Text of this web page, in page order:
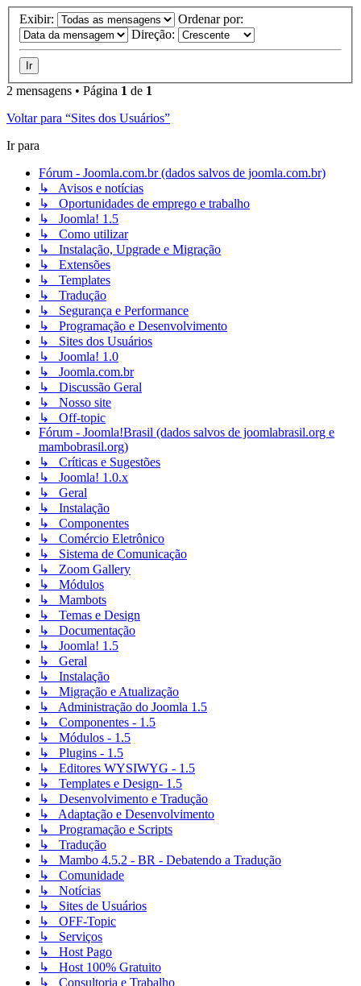
Exibir:
Ordenar por:
Direção:
2 mensagens • Página 1 de 1
Voltar para “Sites dos Usuários”
Ir para
Fórum - Joomla.com.br (dados salvos de joomla.com.br)
↳ Avisos e notícias
↳ Oportunidades de emprego e trabalho
↳ Joomla! 1.5
↳ Como utilizar
↳ Instalação, Upgrade e Migração
↳ Extensões
↳ Templates
↳ Tradução
↳ Segurança e Performance
↳ Programação e Desenvolvimento
↳ Sites dos Usuários
↳ Joomla! 1.0
↳ Joomla.com.br
↳ Discussão Geral
↳ Nosso site
↳ Off-topic
Fórum - Joomla!Brasil (dados salvos de joomlabrasil.org e
mambobrasil.org)
↳ Críticas e Sugestões
↳ Joomla! 1.0.x
↳ Geral
↳ Instalação
↳ Componentes
↳ Comércio Eletrônico
↳ Sistema de Comunicação
↳ Zoom Gallery
↳ Módulos
↳ Mambots
↳ Temas e Design
↳ Documentação
↳ Joomla! 1.5
↳ Geral
↳ Instalação
↳ Migração e Atualização
↳ Administração do Joomla 1.5
↳ Componentes - 1.5
↳ Módulos - 1.5
↳ Plugins - 1.5
↳ Editores WYSIWYG - 1.5
↳ Templates e Design- 1.5
↳ Desenvolvimento e Tradução
↳ Adaptação e Desenvolvimento
↳ Programação e Scripts
↳ Tradução
↳ Mambo 4.5.2 - BR - Debatendo a Tradução
↳ Comunidade
↳ Notícias
↳ Sites de Usuários
↳ OFF-Topic
↳ Serviços
↳ Host Pago
↳ Host 100% Gratuito
↳ Consultoria e Trabalho